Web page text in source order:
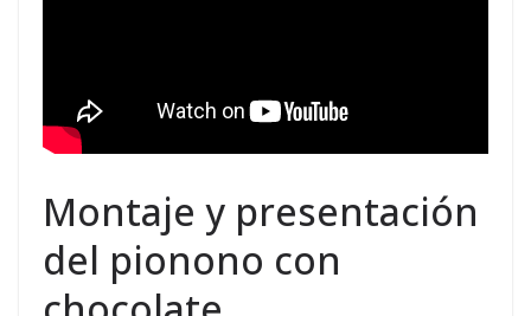
Montaje y presentación
del pionono con